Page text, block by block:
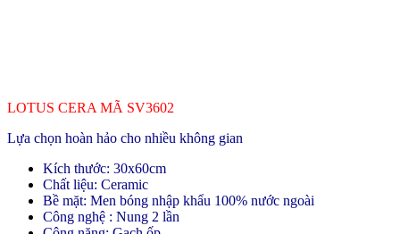
LOTUS CERA MÃ SV3602
Lựa chọn hoàn hảo cho nhiều không gian
Kích thước: 30x60cm
Chất liệu: Ceramic
Bề mặt: Men bóng nhập khẩu 100% nước ngoài
Công nghệ : Nung 2 lần